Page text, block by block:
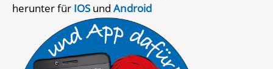
herunter für IOSundAndroid